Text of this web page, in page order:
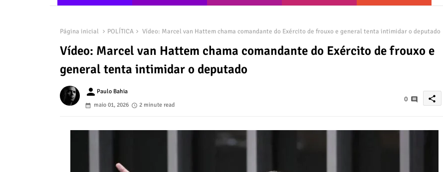
Página inicial POLÍTICA Vídeo: Marcel van Hattem chama comandante do Exército de frouxo e general tenta intimidar o deputado
Vídeo: Marcel van Hattem chama comandante do Exército de frouxo e
general tenta intimidar o deputado
person Paulo Bahia
maio 01, 2026
2 minute read
0 share